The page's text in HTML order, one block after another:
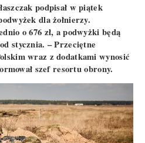
podpisał w piątek
dla żołnierzy.
o 676 zł, a podwyżki będą
stycznia. – Przeciętne
wraz z dodatkami wynosić
szef resortu obrony.